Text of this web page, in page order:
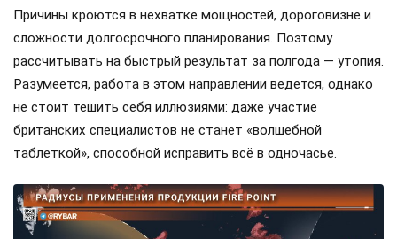
Причины кроются в нехватке мощностей, дороговизне и
сложности долгосрочного планирования. Поэтому
рассчитывать на быстрый результат за полгода — утопия.
Разумеется, работа в этом направлении ведется, однако
не стоит тешить себя иллюзиями: даже участие
британских специалистов не станет «волшебной
таблеткой», способной исправить всё в одночасье.